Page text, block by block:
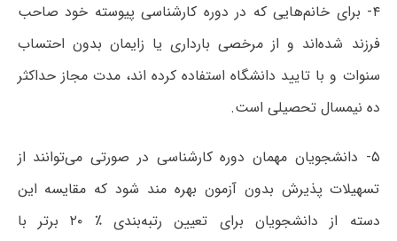
۴- برای خانم‌هایی که در دوره کارشناسی پیوسته خود صاحب
فرزند شده‌اند و از مرخصی بارداری یا زایمان بدون احتساب
سنوات و با تایید دانشگاه استفاده کرده اند، مدت مجاز حداکثر
ده نیمسال تحصیلی است.
۵- دانشجویان مهمان دوره کارشناسی در صورتی می‌توانند از
تسهیلات پذیرش بدون آزمون بهره مند شود که مقایسه این
دسته از دانشجویان برای تعیین رتبه‌بندی ٪ ۲۰ برتر با